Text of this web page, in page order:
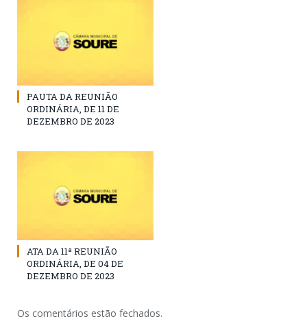
PAUTA DA REUNIÃO
ORDINÁRIA, DE 11 DE
DEZEMBRO DE 2023
ATA DA 11ª REUNIÃO
ORDINÁRIA, DE 04 DE
DEZEMBRO DE 2023
Os comentários estão fechados.